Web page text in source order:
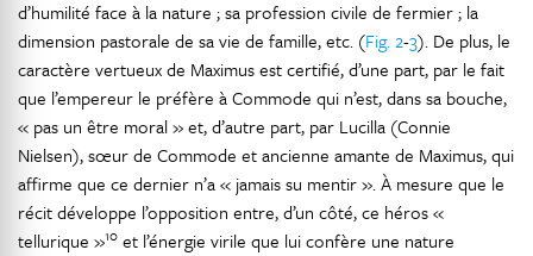
d’humilité face à la nature ; sa profession civile de fermier ; la
dimension pastorale de sa vie de famille, etc. (Fig. 2-3). De plus, le
caractère vertueux de Maximus est certifié, d’une part, par le fait
que l’empereur le préfère à Commode qui n’est, dans sa bouche,
« pas un être moral » et, d’autre part, par Lucilla (Connie
Nielsen), sœur de Commode et ancienne amante de Maximus, qui
affirme que ce dernier n’a « jamais su mentir ». À mesure que le
récit développe l’opposition entre, d’un côté, ce héros «
tellurique »10 et l’énergie virile que lui confère une nature